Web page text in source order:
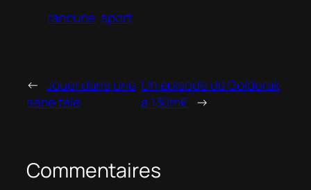
rancune sport
← Jouer dans une
série télé
Un épisode de Goldorak
à 130m€ →
Commentaires